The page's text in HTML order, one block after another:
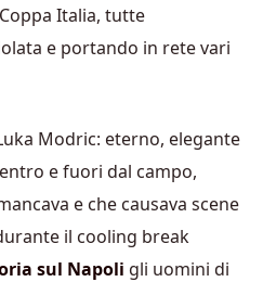
Italia, tutte
e portando in rete vari
Modric: eterno, elegante
e fuori dal campo,
e che causava scene
il cooling break
sul Napoli gli uomini di